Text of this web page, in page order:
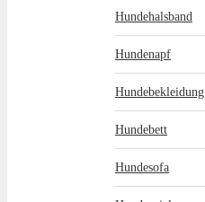
Hundehalsband
Hundenapf
Hundebekleidung
Hundebett
Hundesofa